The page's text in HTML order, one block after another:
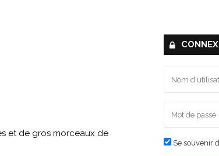
et de gros morceaux de
Se souvenir